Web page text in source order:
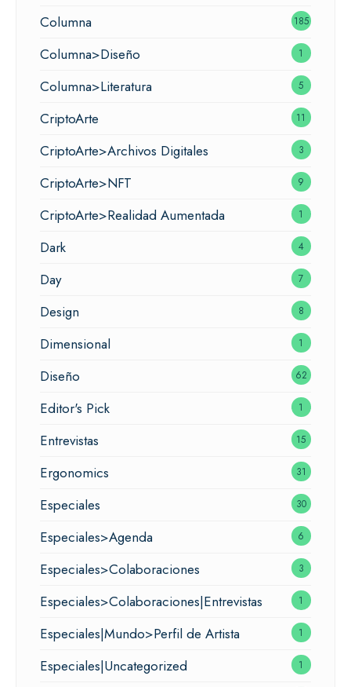
Columna 185
Columna>Diseño 1
Columna>Literatura 5
CriptoArte 11
CriptoArte>Archivos Digitales 3
CriptoArte>NFT 9
CriptoArte>Realidad Aumentada 1
Dark 4
Day 7
Design 8
Dimensional 1
Diseño 62
Editor's Pick 1
Entrevistas 15
Ergonomics 31
Especiales 30
Especiales>Agenda 6
Especiales>Colaboraciones 3
Especiales>Colaboraciones|Entrevistas 1
Especiales|Mundo>Perfil de Artista 1
Especiales|Uncategorized 1